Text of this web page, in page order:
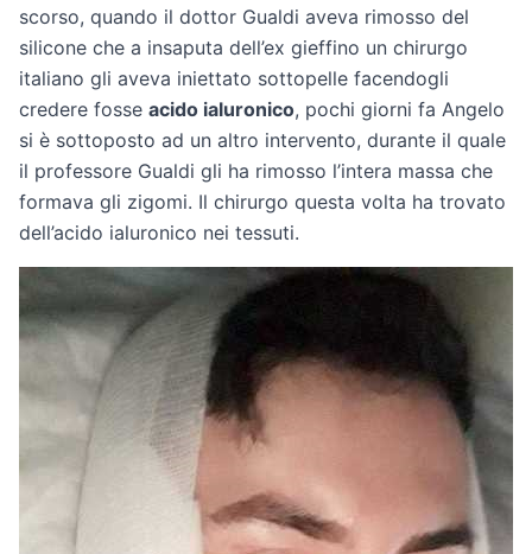
scorso, quando il dottor Gualdi aveva rimosso del
silicone che a insaputa dell’ex gieffino un chirurgo
italiano gli aveva iniettato sottopelle facendogli
credere fosse acido ialuronico, pochi giorni fa Angelo
si è sottoposto ad un altro intervento, durante il quale
il professore Gualdi gli ha rimosso l’intera massa che
formava gli zigomi. Il chirurgo questa volta ha trovato
dell’acido ialuronico nei tessuti.